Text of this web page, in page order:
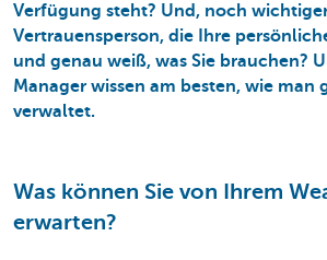
Verfügung steht? Und, noch
Vertrauensperson, die Ihre
und genau weiß, was Sie brauchen?
Manager wissen am besten, wie man
verwaltet.
Was können Sie von Ihrem
erwarten?